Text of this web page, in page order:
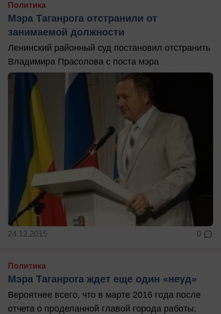
Политика
Мэра Таганрога отстранили от
занимаемой должности
Ленинский районный суд постановил отстранить
Владимира Прасолова с поста мэра
24.12.2015 0
Политика
Мэра Таганрога ждет еще один «неуд»
Вероятнее всего, что в марте 2016 года после
отчета о проделанной главой города работы,